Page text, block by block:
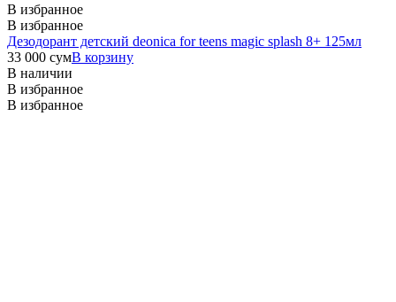
В избранное
В избранное
Дезодорант детский deonica for teens magic splash 8+ 125мл
33 000 сумВ корзину
В наличии
В избранное
В избранное